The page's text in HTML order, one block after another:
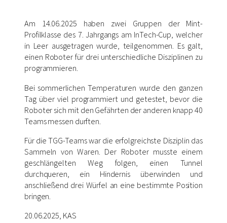
Am 14.06.2025 haben zwei Gruppen der Mint-
Profilklasse des 7. Jahrgangs am InTech-Cup, welcher
in Leer ausgetragen wurde, teilgenommen. Es galt,
einen Roboter für drei unterschiedliche Disziplinen zu
programmieren.
Bei sommerlichen Temperaturen wurde den ganzen
Tag über viel programmiert und getestet, bevor die
Roboter sich mit den Gefährten der anderen knapp 40
Teams messen durften.
Für die TGG-Teams war die erfolgreichste Disziplin das
Sammeln von Waren. Der Roboter musste einem
geschlängelten Weg folgen, einen Tunnel
durchqueren, ein Hindernis überwinden und
anschließend drei Würfel an eine bestimmte Position
bringen.
20.06.2025, KAS